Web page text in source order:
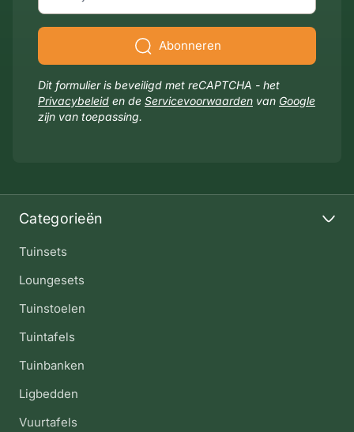
Categorieën
Tuinsets
Loungesets
Tuinstoelen
Tuintafels
Tuinbanken
Ligbedden
Vuurtafels
Abonneren
Dit formulier is beveiligd met reCAPTCHA - het
Privacybeleid en de Servicevoorwaarden van Google
zijn van toepassing.